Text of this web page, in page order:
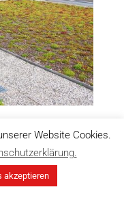
Website Cookies.
akzeptieren